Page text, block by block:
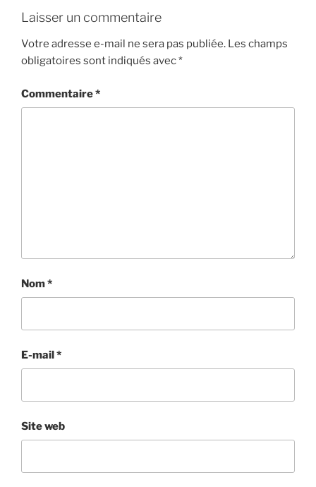
Laisser un commentaire
Votre adresse e-mail ne sera pas publiée. Les champs
obligatoires sont indiqués avec*
Commentaire*
Nom*
E-mail*
Site web